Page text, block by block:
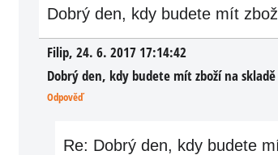
Dobrý den, kdy budete mít
Filip, 24. 6. 2017 17:14:42
Dobrý den, kdy budete mít zboží na
Odpověď
Re: Dobrý den, kdy budete
M1, který je možno...
388 Kčs DPH
321 Kč
DO KOŠÍKU